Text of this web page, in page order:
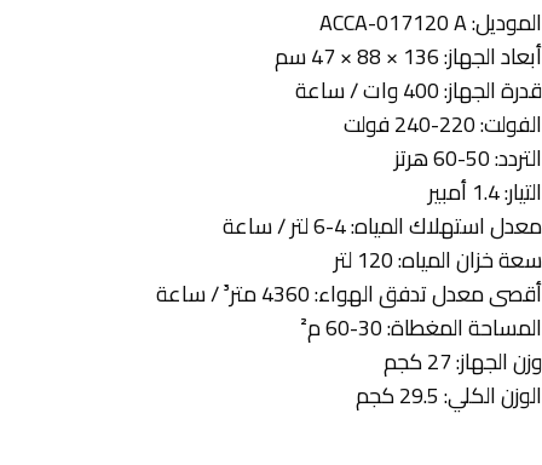
الموديل: ACCA-017120 A
أبعاد الجهاز: 136 × 88 × 47 سم
قدرة الجهاز: 400 وات / ساعة
الفولت: 220-240 فولت
التردد: 50-60 هرتز
التيار: 1.4 أمبير
معدل استهلاك المياه: 4-6 لتر / ساعة
سعة خزان المياه: 120 لتر
أقصى معدل تدفق الهواء: 4360 متر³ / ساعة
المساحة المغطاة: 30-60 م²
وزن الجهاز: 27 كجم
الوزن الكلي: 29.5 كجم